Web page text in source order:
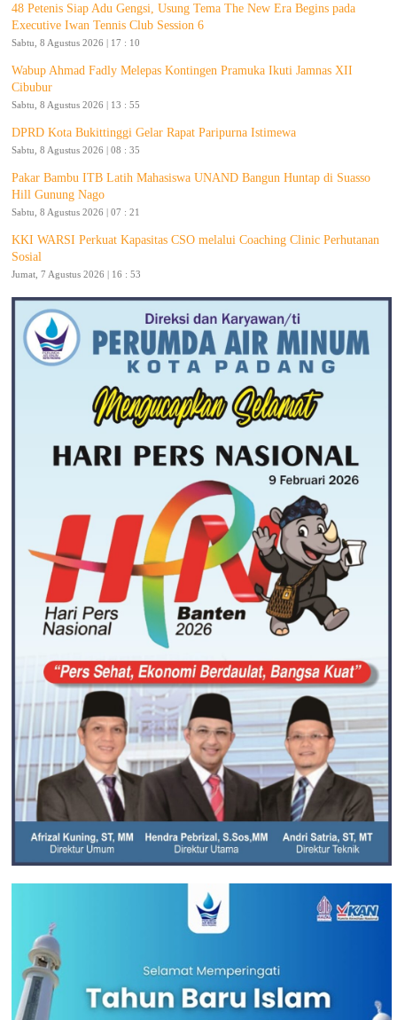
48 Petenis Siap Adu Gengsi, Usung Tema The New Era Begins pada
Executive Iwan Tennis Club Session 6
Sabtu, 8 Agustus 2026 | 17 : 10
Wabup Ahmad Fadly Melepas Kontingen Pramuka Ikuti Jamnas XII
Cibubur
Sabtu, 8 Agustus 2026 | 13 : 55
DPRD Kota Bukittinggi Gelar Rapat Paripurna Istimewa
Sabtu, 8 Agustus 2026 | 08 : 35
Pakar Bambu ITB Latih Mahasiswa UNAND Bangun Huntap di Suasso
Hill Gunung Nago
Sabtu, 8 Agustus 2026 | 07 : 21
KKI WARSI Perkuat Kapasitas CSO melalui Coaching Clinic Perhutanan
Sosial
Jumat, 7 Agustus 2026 | 16 : 53